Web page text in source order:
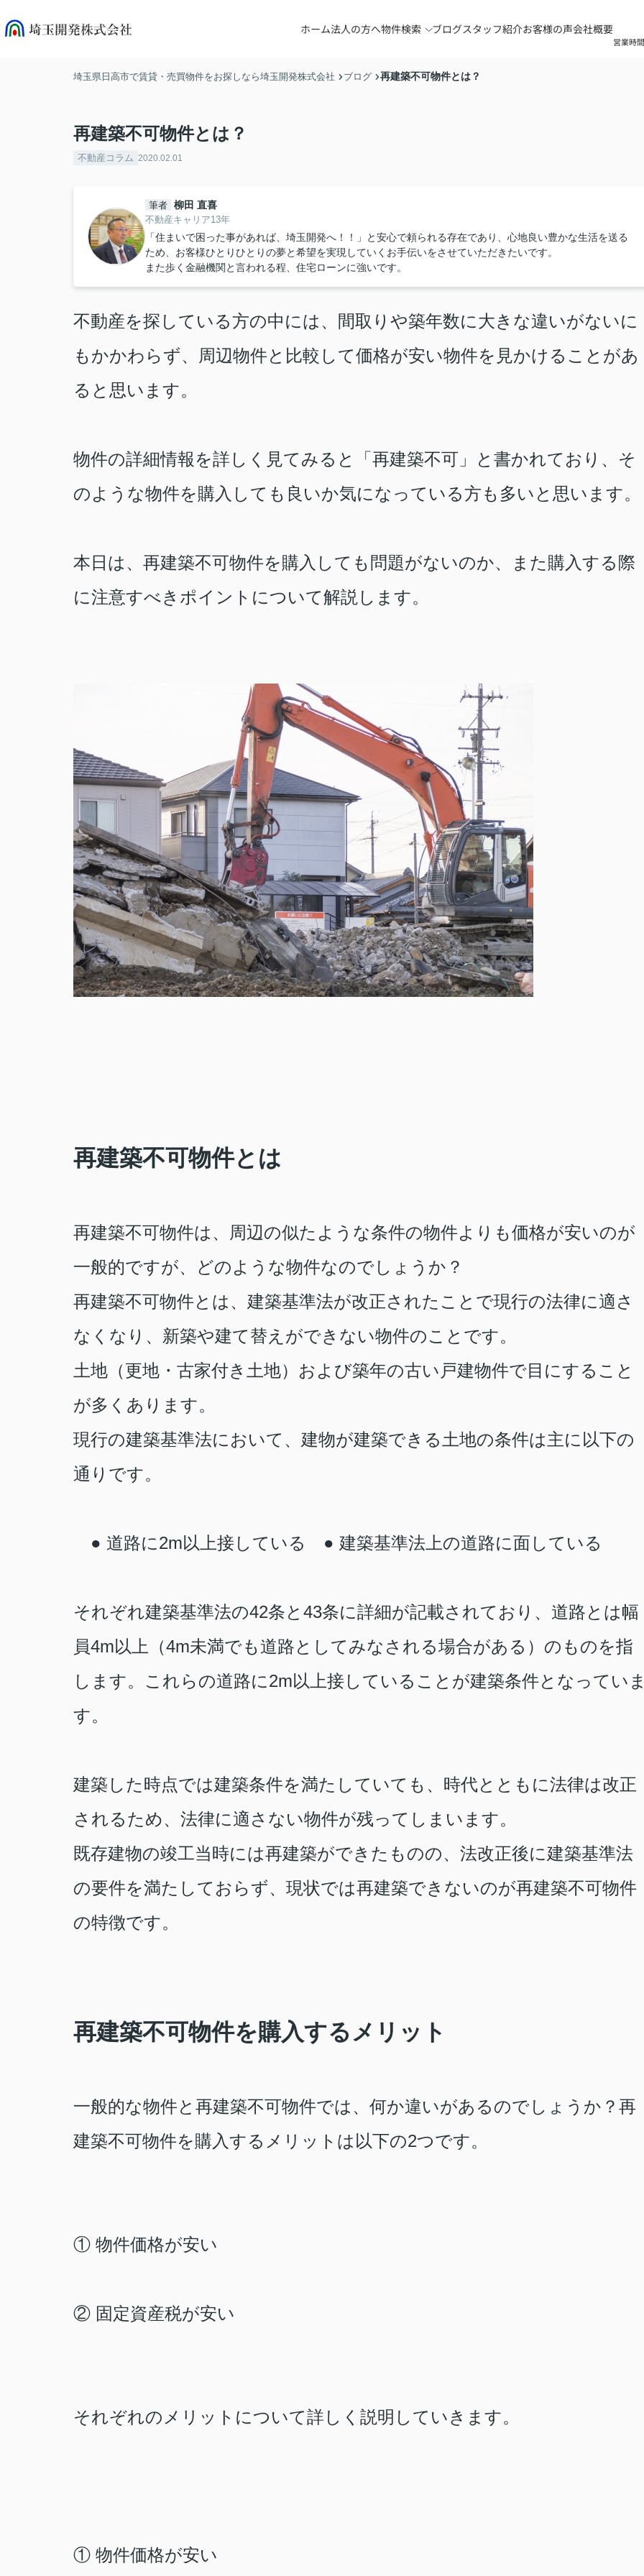
ホーム法人の方へ物件検索 ブログスタッフ紹介お客様の声会社概要
営業時
埼玉県日高市で賃貸・売買物件をお探しなら埼玉開発株式会社 ブログ 再建築不可物件とは？
再建築不可物件とは？
不動産コラム 2020.02.01
筆者 柳田 直喜
不動産キャリア13年
「住まいで困った事があれば、埼玉開発へ！！」と安心で頼られる存在であり、心地良い豊かな生活を送る
ため、お客様ひとりひとりの夢と希望を実現していくお手伝いをさせていただきたいです。
また歩く金融機関と言われる程、住宅ローンに強いです。
不動産を探している方の中には、間取りや築年数に大きな違いがないに
もかかわらず、周辺物件と比較して価格が安い物件を見かけることがあ
ると思います。
物件の詳細情報を詳しく見てみると「再建築不可」と書かれており、そ
のような物件を購入しても良いか気になっている方も多いと思います。
本日は、再建築不可物件を購入しても問題がないのか、また購入する際
に注意すべきポイントについて解説します。
再建築不可物件とは
再建築不可物件は、周辺の似たような条件の物件よりも価格が安いのが
一般的ですが、どのような物件なのでしょうか？
再建築不可物件とは、建築基準法が改正されたことで現行の法律に適さ
なくなり、新築や建て替えができない物件のことです。
土地（更地・古家付き土地）および築年の古い戸建物件で目にすること
が多くあります。
現行の建築基準法において、建物が建築できる土地の条件は主に以下の
通りです。
● 道路に2m以上接している ● 建築基準法上の道路に面している
それぞれ建築基準法の42条と 43条に詳細が記載されており、道路とは幅
員4m以上（4m未満でも道路としてみなされる場合がある）のものを指
します。これらの道路に2m以上接していることが建築条件となってい
す。
建築した時点では建築条件を満たしていても、時代とともに法律は改正
されるため、法律に適さない物件が残ってしまいます。
既存建物の竣工当時には再建築ができたものの、法改正後に建築基準法
の要件を満たしておらず、現状では再建築できないのが再建築不可物件
の特徴です。
再建築不可物件を購入するメリット
一般的な物件と再建築不可物件では、何か違いがあるのでしょうか？再
建築不可物件を購入するメリットは以下の2つです。
① 物件価格が安い
② 固定資産税が安い
それぞれのメリットについて詳しく説明していきます。
① 物件価格が安い